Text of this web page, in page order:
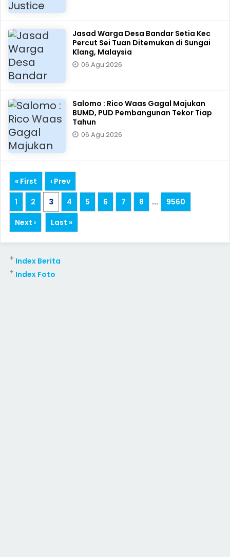
Jasad Warga Desa Bandar Setia Kec
Percut Sei Tuan Ditemukan di Sungai
Klang, Malaysia
06 Agu 2026
Salomo : Rico Waas Gagal Majukan
BUMD, PUD Pembangunan Tekor Tiap
Tahun
06 Agu 2026
« First
‹ Prev
1
2 3 4 5 6 7 8 ...
9560
Next ›
Last »
Index Berita
+
Index Foto
+